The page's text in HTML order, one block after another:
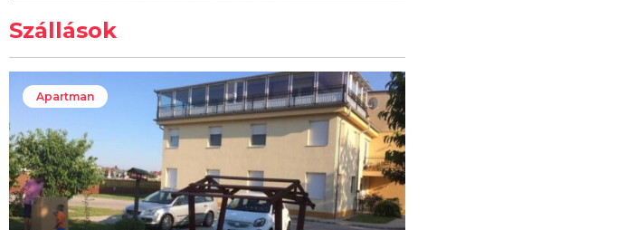
Szállások
Apartman